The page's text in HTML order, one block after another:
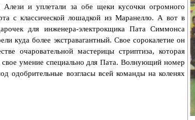
и уплетали за обе щеки кусочки огромного
с классической лошадкой из Маранелло. А вот в
для инженера-электрокщика Пата Симмонса
куда более экстравагантный. Свое сорокалетие он
очаровательной мастерицы стриптиза, которая
свое умение специально для Пата. Волнующий номер
одобрительные возгласы всей команды на коленях